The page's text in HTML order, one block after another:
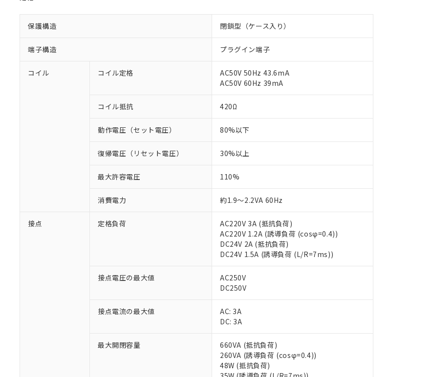
保護構造 閉鎖型（ケース入り）
端子構造 プラグイン端子
コイル コイル定格
AC50V 50Hz 43.6mA
AC50V 60Hz 39mA
コイル抵抗 420Ω
動作電圧（セット電圧） 80%以下
復帰電圧（リセット電圧） 30%以上
最大許容電圧 110%
消費電力 約1.9～2.2VA 60Hz
接点 定格負荷
AC220V 3A (抵抗負荷)
AC220V 1.2A (誘導負荷 (cosφ=0.4))
DC24V 2A (抵抗負荷)
DC24V 1.5A (誘導負荷 (L/R=7ms))
接点電圧の最大値
AC250V
DC250V
接点電流の最大値
AC: 3A
DC: 3A
最大開閉容量
660VA (抵抗負荷)
260VA (誘導負荷 (cosφ=0.4))
48W (抵抗負荷)